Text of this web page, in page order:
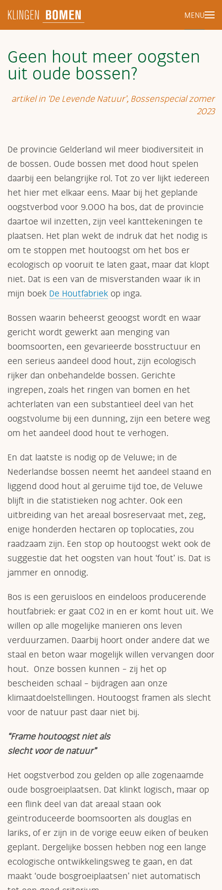
Terug naar hoofdinhoud
MENU
Geen hout meer oogsten
uit oude bossen?
artikel in ‘De Levende Natuur’, Bossenspecial zomer
2023
De provincie Gelderland wil meer biodiversiteit in
de bossen. Oude bossen met dood hout spelen
daarbij een belangrijke rol. Tot zo ver lijkt iedereen
het hier met elkaar eens. Maar bij het geplande
oogstverbod voor 9.000 ha bos, dat de provincie
daartoe wil inzetten, zijn veel kanttekeningen te
plaatsen. Het plan wekt de indruk dat het nodig is
om te stoppen met houtoogst om het bos er
ecologisch op vooruit te laten gaat, maar dat klopt
niet. Dat is een van de misverstanden waar ik in
mijn boek De Houtfabriek op inga.
Bossen waarin beheerst geoogst wordt en waar
gericht wordt gewerkt aan menging van
boomsoorten, een gevarieerde bosstructuur en
een serieus aandeel dood hout, zijn ecologisch
rijker dan onbehandelde bossen. Gerichte
ingrepen, zoals het ringen van bomen en het
achterlaten van een substantieel deel van het
oogstvolume bij een dunning, zijn een betere weg
om het aandeel dood hout te verhogen.
En dat laatste is nodig op de Veluwe; in de
Nederlandse bossen neemt het aandeel staand en
liggend dood hout al geruime tijd toe, de Veluwe
blijft in die statistieken nog achter. Ook een
uitbreiding van het areaal bosreservaat met, zeg,
enige honderden hectaren op toplocaties, zou
raadzaam zijn. Een stop op houtoogst wekt ook de
suggestie dat het oogsten van hout ‘fout’ is. Dat is
jammer en onnodig.
Bos is een geruisloos en eindeloos producerende
houtfabriek: er gaat CO2 in en er komt hout uit. We
willen op alle mogelijke manieren ons leven
verduurzamen. Daarbij hoort onder andere dat we
staal en beton waar mogelijk willen vervangen door
hout. Onze bossen kunnen – zij het op
bescheiden schaal – bijdragen aan onze
klimaatdoelstellingen. Houtoogst framen als slecht
voor de natuur past daar niet bij.
“Frame houtoogst niet als
slecht voor de natuur”
Het oogstverbod zou gelden op alle zogenaamde
oude bosgroeiplaatsen. Dat klinkt logisch, maar op
een flink deel van dat areaal staan ook
geïntroduceerde boomsoorten als douglas en
lariks, of er zijn in de vorige eeuw eiken of beuken
geplant. Dergelijke bossen hebben nog een lange
ecologische ontwikkelingsweg te gaan, en dat
maakt ‘oude bosgroeiplaatsen’ niet automatisch